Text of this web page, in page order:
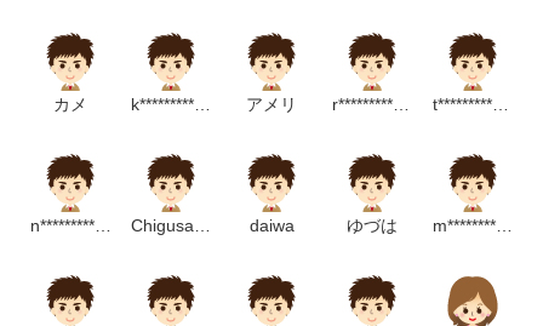
カメ k*****************p アメリ r*******************************p t**********************p
n*****************m Chigusa Yamada daiwa ゆづは m********************m